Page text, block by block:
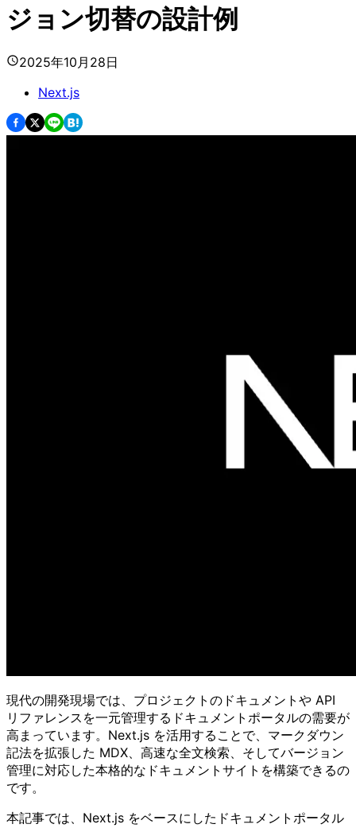
ジョン切替の設計例
2025年10月28日
Next.js
現代の開発現場では、プロジェクトのドキュメントや API
リファレンスを一元管理するドキュメントポータルの需要が
高まっています。Next.js を活用することで、マークダウン
記法を拡張した MDX、高速な全文検索、そしてバージョン
管理に対応した本格的なドキュメントサイトを構築できるの
です。
本記事では、Next.js をベースにしたドキュメントポータル